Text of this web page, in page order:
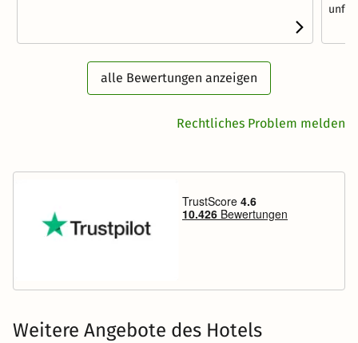
alle Bewertungen anzeigen
Rechtliches Problem melden
Weitere Angebote des Hotels